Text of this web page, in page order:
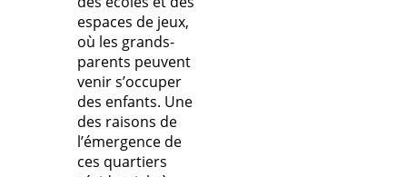
espaces de jeux,
où les grands-
parents peuvent
venir s’occuper
des enfants. Une
des raisons de
l’émergence de
ces quartiers